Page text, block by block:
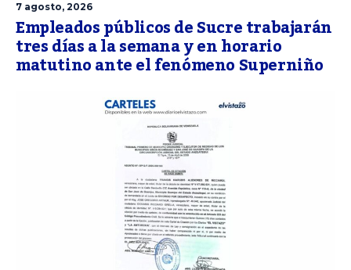
7 agosto, 2026
Empleados públicos de Sucre trabajarán
tres días a la semana y en horario
matutino ante el fenómeno Superniño